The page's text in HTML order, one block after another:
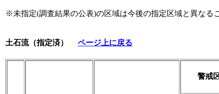
※未指定(調査結果の公表)の区域は今後の指定区域と異なる
土石流（指定済） ページ上に戻る
警戒